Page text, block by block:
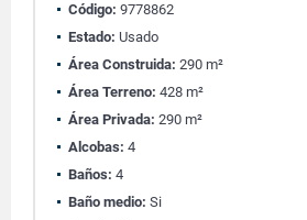
Código: 9778862
Estado: Usado
Área Construida: 290 m²
Área Terreno: 428 m²
Área Privada: 290 m²
Alcobas: 4
Baños: 4
Baño medio: Si